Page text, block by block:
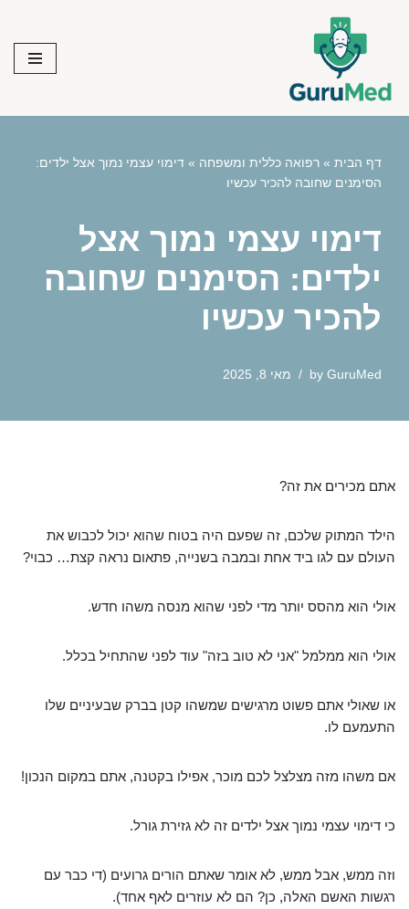
content
דף הבית » רפואה כללית ומשפחה » דימוי עצמי נמוך אצל ילדים:
הסימנים שחובה להכיר עכשיו
דימוי עצמי נמוך אצל
ילדים: הסימנים שחובה
להכיר עכשיו
by GuruMed מאי 8, 2025
אתם מכירים את זה?
הילד המתוק שלכם, זה שפעם היה בטוח שהוא יכול לכבוש את
העולם עם לגו ביד אחת ובמבה בשנייה, פתאום נראה קצת… כבוי?
אולי הוא מהסס יותר מדי לפני שהוא מנסה משהו חדש.
אולי הוא ממלמל "אני לא טוב בזה" עוד לפני שהתחיל בכלל.
או שאולי אתם פשוט מרגישים שמשהו קטן בברק שבעיניים שלו
התעמעם לו.
אם משהו מזה מצלצל לכם מוכר, אפילו בקטנה, אתם במקום הנכון!
כי דימוי עצמי נמוך אצל ילדים זה לא גזירת גורל.
וזה ממש, אבל ממש, לא אומר שאתם הורים גרועים (די כבר עם
רגשות האשם האלה, כן? הם לא עוזרים לאף אחד).